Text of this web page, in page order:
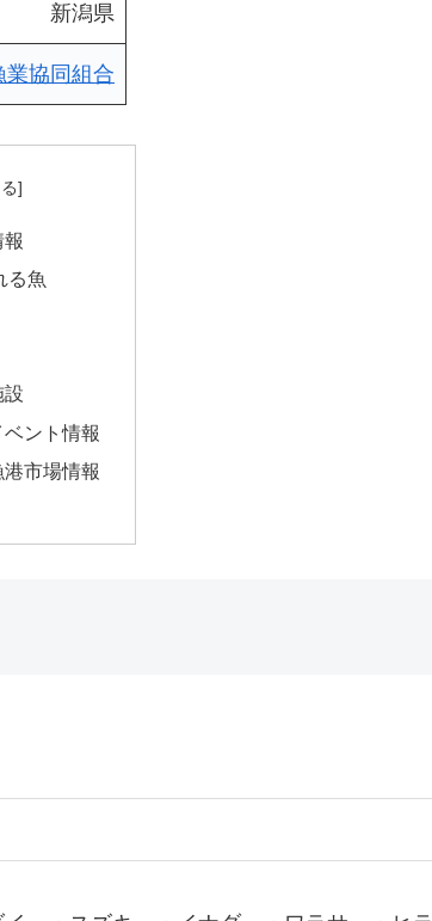
新潟県
業協同組合
る魚
設
ント情報
市場情報